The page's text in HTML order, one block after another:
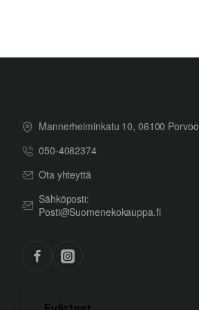
Mannerheiminkatu 10, 06100 Porvoo
050-4082374
Ota yhteyttä
Sähköposti:
Posti@Suomenekokauppa.fi